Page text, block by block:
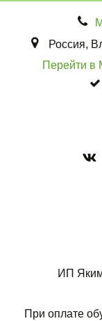
Россия,
Перейти в
ИП
При оплате